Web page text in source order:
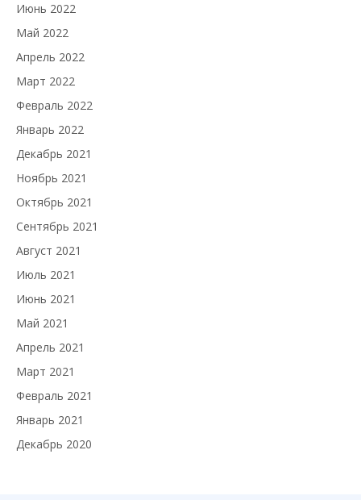
Июнь 2022
Май 2022
Апрель 2022
Март 2022
Февраль 2022
Январь 2022
Декабрь 2021
Ноябрь 2021
Октябрь 2021
Сентябрь 2021
Август 2021
Июль 2021
Июнь 2021
Май 2021
Апрель 2021
Март 2021
Февраль 2021
Январь 2021
Декабрь 2020